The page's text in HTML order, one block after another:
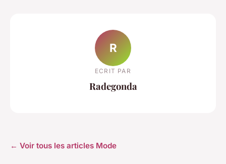
R
ECRIT PAR
Radegonda
← Voir tous les articles Mode